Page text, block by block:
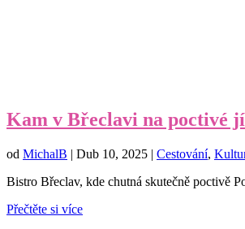
Kam v Břeclavi na poctivé
od MichalB | Dub 10, 2025 | Cestování,
Bistro Břeclav, kde chutná skutečně poctivě
Přečtěte si více